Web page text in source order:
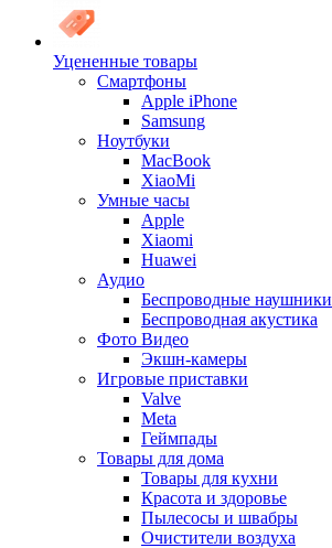
Уцененные товары
Cмартфоны
Apple iPhone
Samsung
Ноутбуки
MacBook
XiaoMi
Умные часы
Apple
Xiaomi
Huawei
Аудио
Беспроводные наушники
Беспроводная акустика
Фото Видео
Экшн-камеры
Игровые приставки
Valve
Meta
Геймпады
Товары для дома
Товары для кухни
Красота и здоровье
Пылесосы и швабры
Очистители воздуха